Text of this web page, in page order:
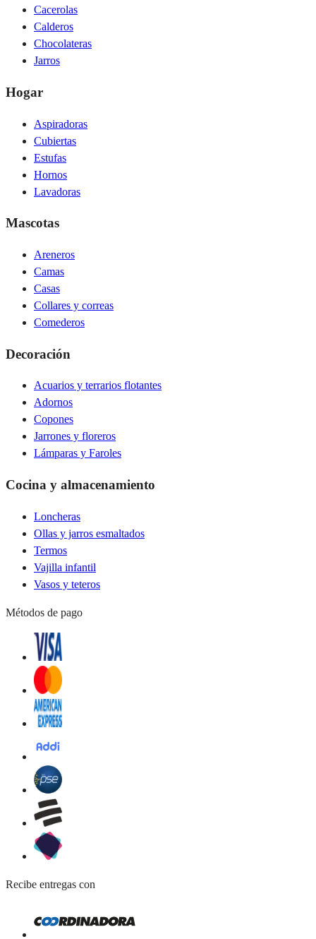
Cacerolas
Calderos
Chocolateras
Jarros
Hogar
Aspiradoras
Cubiertas
Estufas
Hornos
Lavadoras
Mascotas
Areneros
Camas
Casas
Collares y correas
Comederos
Decoración
Acuarios y terrarios flotantes
Adornos
Copones
Jarrones y floreros
Lámparas y Faroles
Cocina y almacenamiento
Loncheras
Ollas y jarros esmaltados
Termos
Vajilla infantil
Vasos y teteros
Métodos de pago
Recibe entregas con